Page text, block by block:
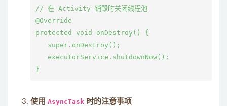
// 在 Activity 销毁时关闭线程池
@Override
protected void onDestroy() {
   super.onDestroy();
   executorService.shutdownNow();
使用 AsyncTask 时的注意事项